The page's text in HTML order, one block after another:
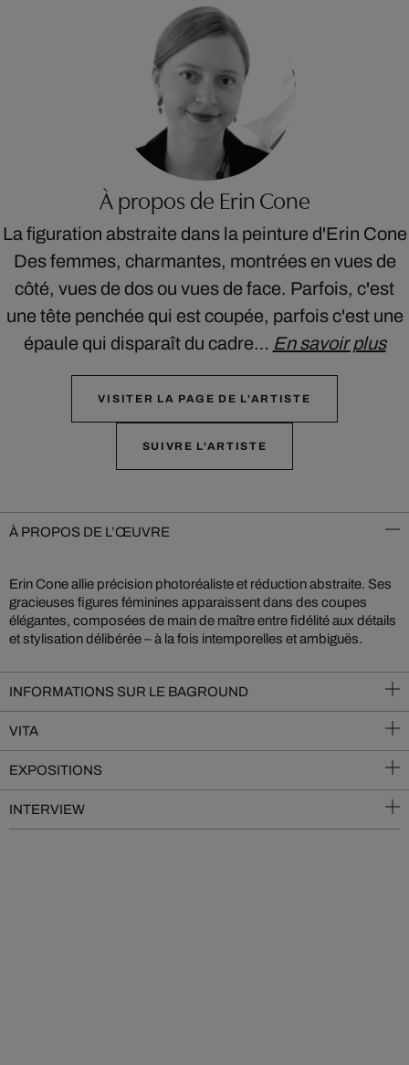
À propos de Erin Cone
La figuration abstraite dans la peinture d'Erin Cone
Des femmes, charmantes, montrées en vues de
côté, vues de dos ou vues de face. Parfois, c'est
une tête penchée qui est coupée, parfois c'est une
épaule qui disparaît du cadre… En savoir plus
VISITER LA PAGE DE L'ARTISTE
SUIVRE L'ARTISTE
À PROPOS DE L’ŒUVRE
Erin Cone allie précision photoréaliste et réduction abstraite. Ses
gracieuses figures féminines apparaissent dans des coupes
élégantes, composées de main de maître entre fidélité aux détails
et stylisation délibérée – à la fois intemporelles et ambiguës.
INFORMATIONS SUR LE BAGROUND
VITA
EXPOSITIONS
INTERVIEW